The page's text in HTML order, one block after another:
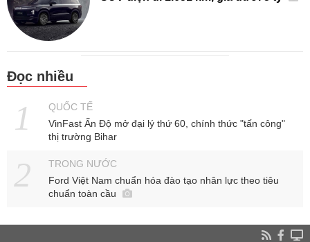
Đọc nhiều
QUỐC TẾ
VinFast Ấn Độ mở đại lý thứ 60, chính thức "tấn công"
thị trường Bihar
TRONG NƯỚC
Ford Việt Nam chuẩn hóa đào tạo nhân lực theo tiêu
chuẩn toàn cầu